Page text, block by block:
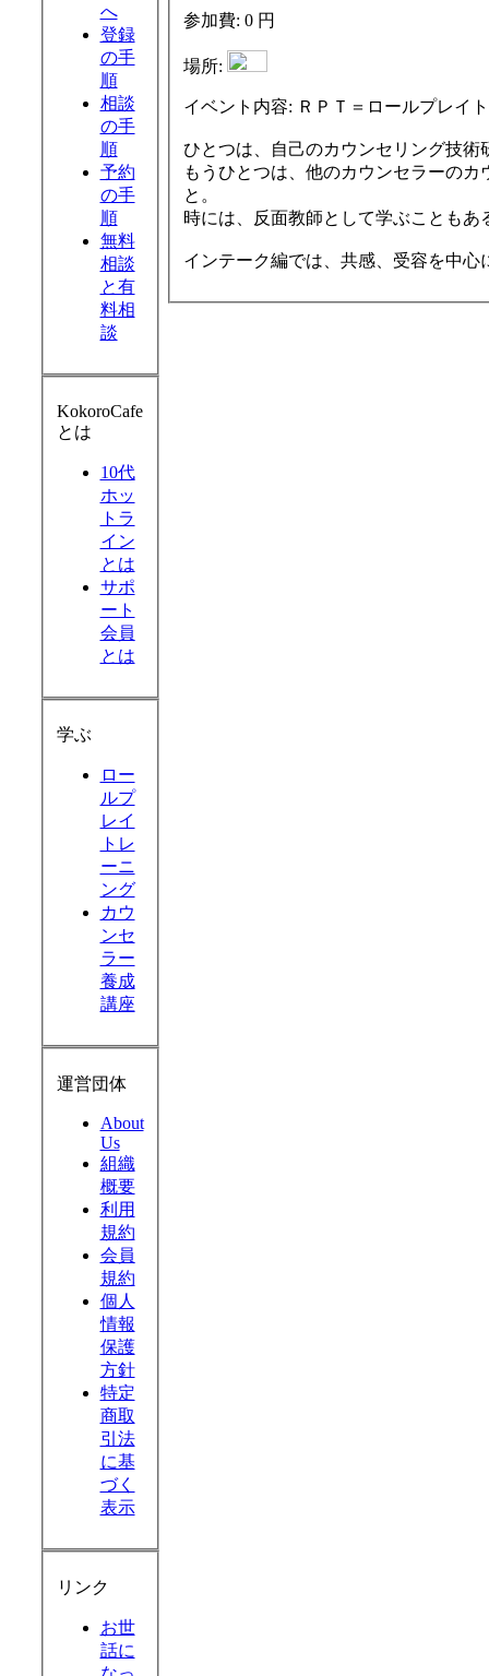
へ
登録
の手
順
相談
の手
順
予約
の手
順
無料
相談
と有
料相
談
KokoroCafe
とは
10代
ホッ
トラ
イン
とは
サポ
ート
会員
とは
学ぶ
ロー
ルプ
レイ
トレ
ーニ
ング
カウ
ンセ
ラー
養成
講座
運営団体
About
Us
組織
概要
利用
規約
会員
規約
個人
情報
保護
方針
特定
商取
引法
に基
づく
表示
リンク
お世
話に
参加費: 0 円
場所:
イベント内容: ＲＰＴ＝ロールプレイ
ひとつは、自己のカウンセリング技術
もうひとつは、他のカウンセラーの
と。
時には、反面教師として学ぶこともあ
インテーク編では、共感、受容を中心